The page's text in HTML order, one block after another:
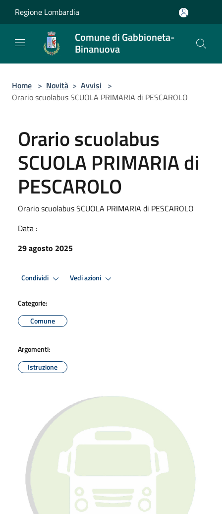
Regione Lombardia
Comune di Gabbioneta-
Binanuova
Home > Novità > Avvisi >
Orario scuolabus SCUOLA PRIMARIA di PESCAROLO
Orario scuolabus
SCUOLA PRIMARIA di
PESCAROLO
Orario scuolabus SCUOLA PRIMARIA di PESCAROLO
Data :
29 agosto 2025
Condividi Vedi azioni
Categorie:
Comune
Argomenti:
Istruzione